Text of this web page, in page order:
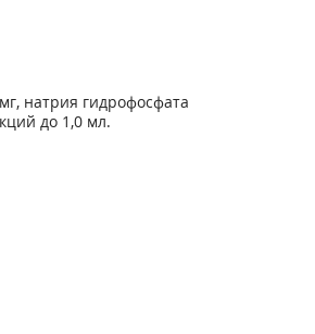
натрия гидрофосфата
до 1,0 мл.